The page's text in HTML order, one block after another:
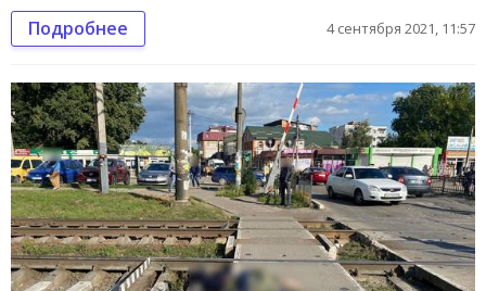
Подробнее 4 сентября 2021, 11:57